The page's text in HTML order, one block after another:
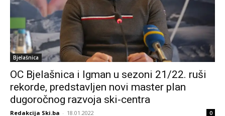
Bjelašnica
OC Bjelašnica i Igman u sezoni 21/22. ruši
rekorde, predstavljen novi master plan
dugoročnog razvoja ski-centra
Redakcija Ski.ba - 18.01.2022 0